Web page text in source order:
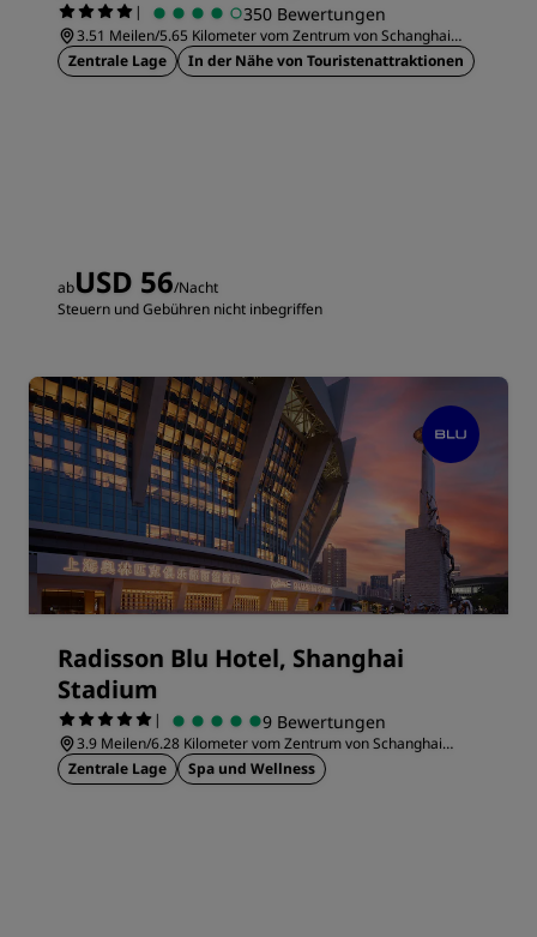
| 350 Bewertungen
3.51 Meilen/5.65 Kilometer vom Zentrum von Schanghai
entfernt
Zentrale Lage In der Nähe von Touristenattraktionen
abUSD 56/Nacht
Steuern und Gebühren nicht inbegriffen
Radisson Blu Hotel, Shanghai
Stadium
| 9 Bewertungen
3.9 Meilen/6.28 Kilometer vom Zentrum von Schanghai
entfernt
Zentrale Lage Spa und Wellness